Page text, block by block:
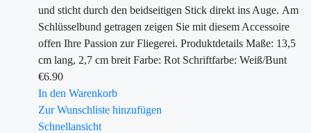
und sticht durch den beidseitigen Stick direkt ins Auge. Am
Schlüsselbund getragen zeigen Sie mit diesem Accessoire
offen Ihre Passion zur Fliegerei. Produktdetails Maße: 13,5
cm lang, 2,7 cm breit Farbe: Rot Schriftfarbe: Weiß/Bunt
€6.90
In den Warenkorb
Zur Wunschliste hinzufügen
Schnellansicht